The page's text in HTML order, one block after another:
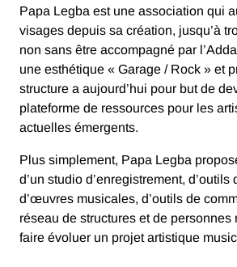
Papa Legba est une association qui
visages depuis sa création, jusqu’à
non sans être accompagné par
une esthétique « Garage / Rock » et
structure a aujourd’hui pour but de
plateforme de ressources pour les
actuelles émergents.
Plus simplement, Papa Legba
d’un studio d’enregistrement,
d’œuvres musicales, d’outils de
réseau de structures et de personnes
faire évoluer un projet artistique